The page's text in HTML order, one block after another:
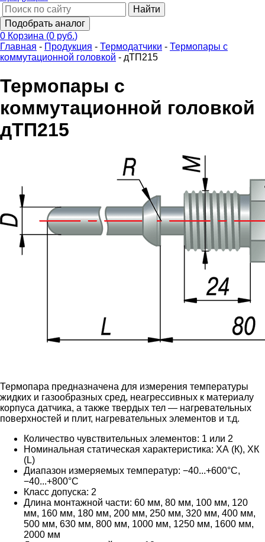
Найти
Подобрать аналог
0 Корзина (0 руб.)
Главная - Продукция - Термодатчики - Термопары с
коммутационной головкой - дТП215
Термопары с
коммутационной головкой
дТП215
Термопара предназначена для измерения температуры
жидких и газообразных сред, неагрессивных к материалу
корпуса датчика, а также твердых тел — нагревательных
поверхностей и плит, нагревательных элементов и т.д.
Количество чувствительных элементов: 1 или 2
Номинальная статическая характеристика: ХА (К), ХК
(L)
Диапазон измеряемых температур: −40...+600°С,
−40...+800°С
Класс допуска: 2
Длина монтажной части: 60 мм, 80 мм, 100 мм, 120
мм, 160 мм, 180 мм, 200 мм, 250 мм, 320 мм, 400 мм,
500 мм, 630 мм, 800 мм, 1000 мм, 1250 мм, 1600 мм,
2000 мм